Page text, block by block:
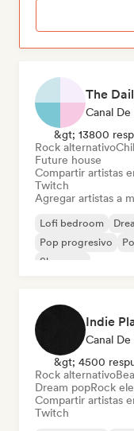
The
Canal
&gt; 13800
Rock alternativo
Future house
Compartir artistas
Twitch
Agregar artistas a
Lofi bedroom
Pop progresivo
Shoegaze
Indie
Canal
&gt; 4500
Rock alternativo
Dream popRock
Compartir artistas
Twitch